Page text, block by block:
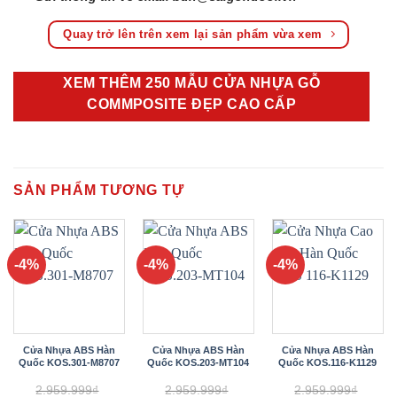
Quay trở lên trên xem lại sản phẩm vừa xem
XEM THÊM 250 MẪU CỬA NHỰA GỖ
COMMPOSITE ĐẸP CAO CẤP
SẢN PHẨM TƯƠNG TỰ
-4%
Cửa Nhựa ABS Hàn
Quốc KOS.301-M8707
2.959.999₫
-4%
Cửa Nhựa ABS Hàn
Quốc KOS.203-MT104
2.959.999₫
-4%
Cửa Nhựa ABS Hàn
Quốc KOS.116-K1129
2.959.999₫